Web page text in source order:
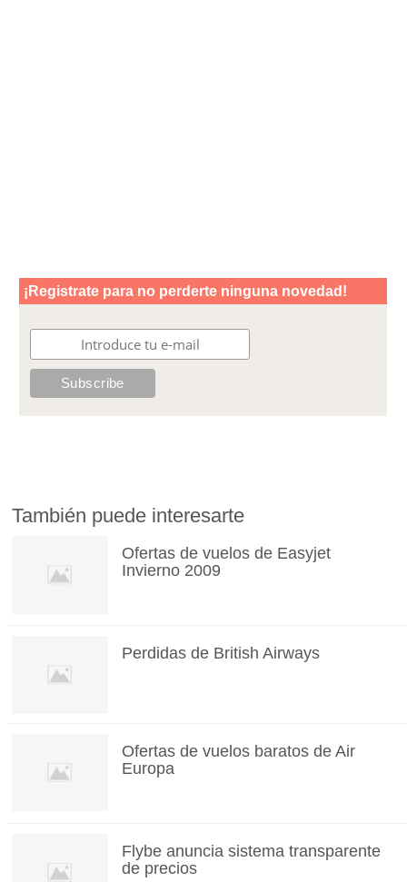
También puede interesarte
Ofertas de vuelos de Easyjet
Invierno 2009
Perdidas de British Airways
Ofertas de vuelos baratos de Air
Europa
Flybe anuncia sistema transparente
de precios